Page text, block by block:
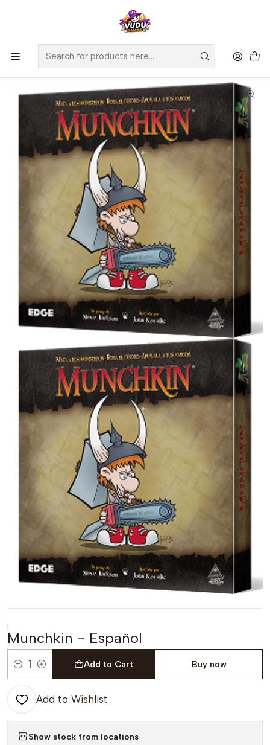
🚀 ¡Despachamos a todo Chile! Envío GRATIS a Regiones sobre
$100.000 y a RM sobre $35.000
Juegos de Mesa Editorial EDGE Munchkin - Español
|
Munchkin - Español
Quantity
Add to Cart Buy now
Add to Wishlist
Show stock from locations